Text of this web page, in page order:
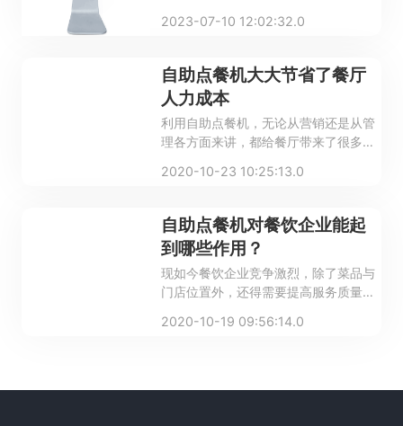
继出现，给餐饮商家带来了更多的希
点餐机。那么餐饮自助点餐机的功能有
哪些？什么品牌值得信赖？
2023-07-10 12:02:32.0
自助点餐机大大节省了餐厅
人力成本
利用自助点餐机，无论从营销还是从管
理各方面来讲，都给餐厅带来了很多便
想持续发展下去，非得自助点餐系统来
上时代的步伐！
2020-10-23 10:25:13.0
自助点餐机对餐饮企业能起
到哪些作用？
现如今餐饮企业竞争激烈，除了菜品与
门店位置外，还得需要提高服务质量，
效率，满足顾客的需求，为餐厅打造了
2020-10-19 09:56:14.0